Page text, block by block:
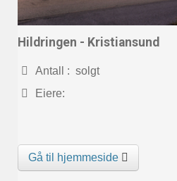
Hildringen - Kristiansund
Antall : solgt
Eiere:
Gå til hjemmeside